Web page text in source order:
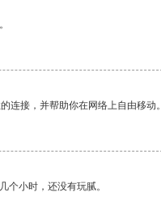
连接，并帮助你在网络上自由移动。
个小时，还没有玩腻。